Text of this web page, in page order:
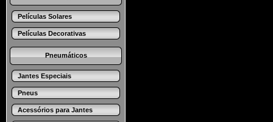
Películas Solares
Películas Decorativas
Pneumáticos
Jantes Especiais
Pneus
Acessórios para Jantes